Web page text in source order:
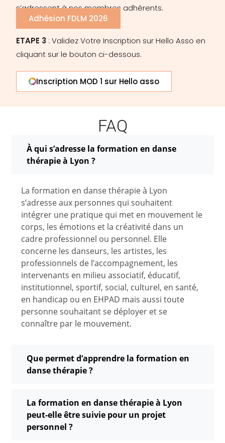
s’adressent à nos membres adhérents.
Adhésion FDLM 2026
ETAPE 3 : Validez Votre Inscription sur Hello Asso en
cliquant sur le bouton ci-dessous.
Inscription MOD 1 sur Hello asso
FAQ
À qui s’adresse la formation en danse
thérapie à Lyon ?
La formation en danse thérapie à Lyon
s’adresse aux personnes qui souhaitent
intégrer une pratique qui met en mouvement le
corps, les émotions et la créativité dans un
cadre professionnel ou personnel. Elle
concerne les danseurs, les artistes, les
professionnels de l’accompagnement, les
intervenants en milieu associatif, éducatif,
institutionnel, sportif, social, culturel, en santé,
en handicap ou en EHPAD mais aussi toute
personne souhaitant se déployer et se
connaître par le mouvement.
Que permet d’apprendre la formation en
danse thérapie ?
La formation en danse thérapie à Lyon
peut-elle être suivie pour un projet
personnel ?